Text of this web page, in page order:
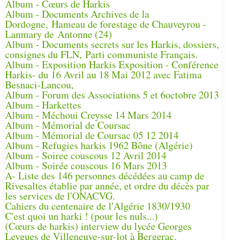
Album - Cœurs de Harkis
Album - Documents Archives de la
Dordogne, Hameau de forestage de Chauveyrou -
Lanmary de Antonne (24)
Album - Documents secrets sur les Harkis, dossiers,
consignes du FLN, Parti communiste Français.
Album - Exposition Harkis Exposition - Conférence
Harkis- du 16 Avril au 18 Mai 2012 avec Fatima
Besnaci-Lancou,
Album - Forum des Associations 5 et 6octobre 2013
Album - Harkettes
Album - Méchoui Creysse 14 Mars 2014
Album - Mémorial de Coursac
Album - Mémorial de Coursac 05 12 2014
Album - Refugies harkis 1962 Bône (Algérie)
Album - Soiree couscous 12 Avril 2014
Album - Soirée couscous 16 Mars 2013
A- Liste des 146 personnes décédées au camp de
Rivesaltes établie par année, et ordre du décès par
les services de l'ONACVG.
Cahiers du centenaire de l'Algérie 1830/1930
C'est quoi un harki ! (pour les nuls...)
(Cœurs de harkis) interview du lycée Georges
Leygues de Villeneuve-sur-lot à Bergerac.